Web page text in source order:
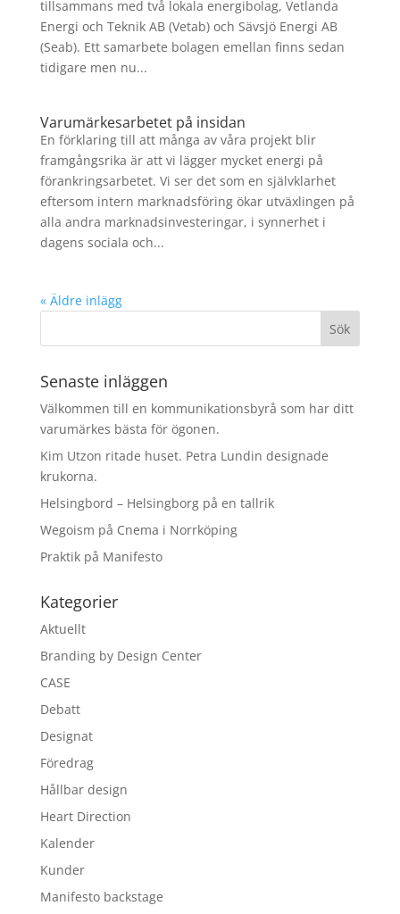
tillsammans med två lokala energibolag, Vetlanda
Energi och Teknik AB (Vetab) och Sävsjö Energi AB
(Seab). Ett samarbete bolagen emellan finns sedan
tidigare men nu...
Varumärkesarbetet på insidan
En förklaring till att många av våra projekt blir
framgångsrika är att vi lägger mycket energi på
förankringsarbetet. Vi ser det som en självklarhet
eftersom intern marknadsföring ökar utväxlingen på
alla andra marknadsinvesteringar, i synnerhet i
dagens sociala och...
« Äldre inlägg
Senaste inläggen
Välkommen till en kommunikationsbyrå som har ditt
varumärkes bästa för ögonen.
Kim Utzon ritade huset. Petra Lundin designade
krukorna.
Helsingbord – Helsingborg på en tallrik
Wegoism på Cnema i Norrköping
Praktik på Manifesto
Kategorier
Aktuellt
Branding by Design Center
CASE
Debatt
Designat
Föredrag
Hållbar design
Heart Direction
Kalender
Kunder
Manifesto backstage